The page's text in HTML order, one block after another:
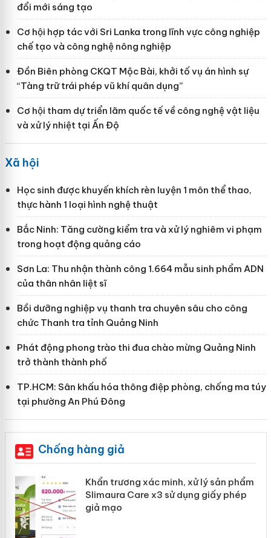
đổi mới sáng tạo
Cơ hội hợp tác với Sri Lanka trong lĩnh vực công nghiệp
chế tạo và công nghệ nông nghiệp
Đồn Biên phòng CKQT Mộc Bài, khởi tố vụ án hình sự
“Tàng trữ trái phép vũ khí quân dụng”
Cơ hội tham dự triển lãm quốc tế về công nghệ vật liệu
và xử lý nhiệt tại Ấn Độ
Xã hội
Học sinh được khuyến khích rèn luyện 1 môn thể thao,
thực hành 1 loại hình nghệ thuật
Bắc Ninh: Tăng cường kiểm tra và xử lý nghiêm vi phạm
trong hoạt động quảng cáo
Sơn La: Thu nhận thành công 1.664 mẫu sinh phẩm ADN
của thân nhân liệt sĩ
Bồi dưỡng nghiệp vụ thanh tra chuyên sâu cho công
chức Thanh tra tỉnh Quảng Ninh
Phát động phong trào thi đua chào mừng Quảng Ninh
trở thành thành phố
TP.HCM: Sân khấu hóa thông điệp phòng, chống ma túy
tại phường An Phú Đông
Chống hàng giả
Khẩn trương xác minh, xử lý sản phẩm
Slimaura Care x3 sử dụng giấy phép
giả mạo